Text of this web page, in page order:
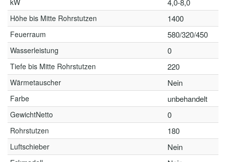
kW 4,0-8,0
Höhe bis Mitte Rohrstutzen 1400
Feuerraum 580/320/450
Wasserleistung 0
Tiefe bis Mitte Rohrstutzen 220
Wärmetauscher Nein
Farbe unbehandelt
GewichtNetto 0
Rohrstutzen 180
Luftschieber Nein